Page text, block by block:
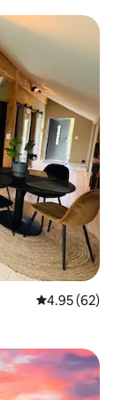
Calificación
4.95 (62)